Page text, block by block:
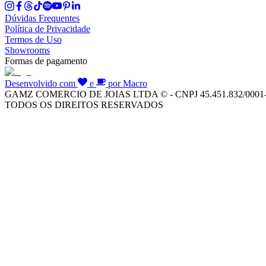
Dúvidas Frequentes
Política de Privacidade
Termos de Uso
Showrooms
Formas de pagamento
Desenvolvido com e
por Macro
GAMZ COMERCIO DE JOIAS LTDA © - CNPJ 45.451.832/
TODOS OS DIREITOS RESERVADOS